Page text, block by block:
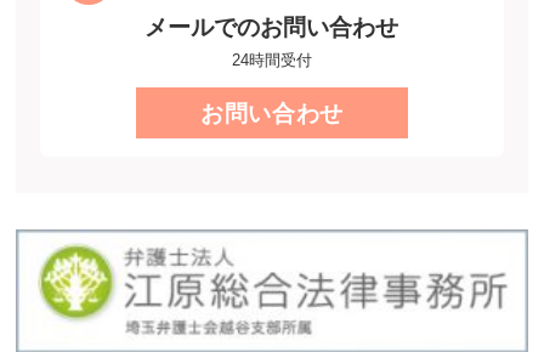
メールでのお問い合わせ
24時間受付
お問い合わせ